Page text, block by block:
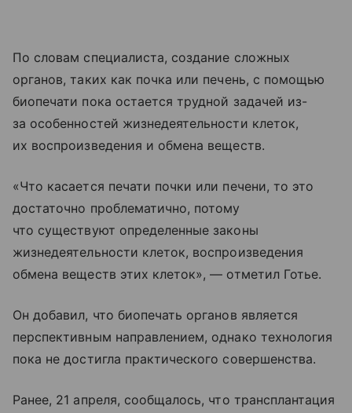
По словам специалиста, создание сложных
органов, таких как почка или печень, с помощью
биопечати пока остается трудной задачей из-
за особенностей жизнедеятельности клеток,
их воспроизведения и обмена веществ.
«Что касается печати почки или печени, то это
достаточно проблематично, потому
что существуют определенные законы
жизнедеятельности клеток, воспроизведения
обмена веществ этих клеток», — отметил Готье.
Он добавил, что биопечать органов является
перспективным направлением, однако технология
пока не достигла практического совершенства.
Ранее, 21 апреля, сообщалось, что трансплантация